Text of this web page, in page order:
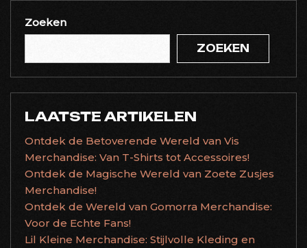
Zoeken
ZOEKEN
LAATSTE ARTIKELEN
Ontdek de Betoverende Wereld van Vis
Merchandise: Van T-Shirts tot Accessoires!
Ontdek de Magische Wereld van Zoete Zusjes
Merchandise!
Ontdek de Wereld van Gomorra Merchandise:
Voor de Echte Fans!
Lil Kleine Merchandise: Stijlvolle Kleding en